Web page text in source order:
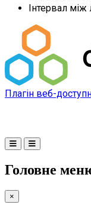
Інтервал між
Плагін веб-
Головне
×